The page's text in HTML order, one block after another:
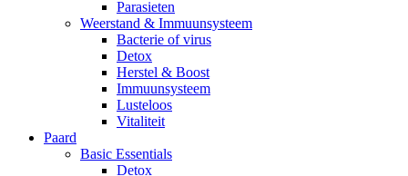
Parasieten
Weerstand & Immuunsysteem
Bacterie of virus
Detox
Herstel & Boost
Immuunsysteem
Lusteloos
Vitaliteit
Paard
Basic Essentials
Detox